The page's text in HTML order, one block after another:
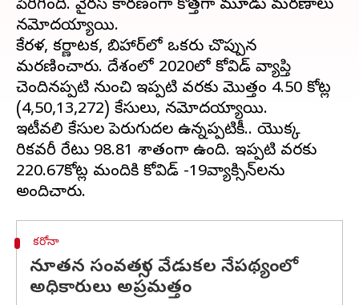
పెరిగింది. వైరస్ కారణంగా కొత్తగా మూడు మరణాలు
నమోదయ్యాయి.
కేరళ, కర్ణాటక, బిహార్‌లో ఒకరు చొప్పున
మరణించారు. దేశంలో 2020లో కోవిడ్ వ్యాప్తి
చెందినప్పటి నుంచి ఇప్పటి వరకు మొత్తం 4.50 కోట్ల
(4,50,13,272) కేసులు, నమోదయ్యాయి.
ఇటీవలి కేసుల పెరుగుదల ఉన్నప్పటికీ.. యొక్క
రికవరీ రేటు 98.81 శాతంగా ఉంది. ఇప్పటి వరకు
220.67కోట్ల మందికి కోవిడ్ -19వ్యాక్సిన్‌లను
కరోనా
నూతన సంవత్సర వేడుకల నేపథ్యంలో
అధికారులు అప్రమత్తం